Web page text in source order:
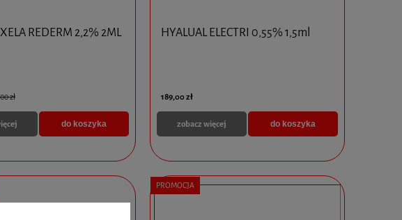
REDERM 2,2% 2ML
zł
do koszyka
HYALUAL ELECTRI 0,55% 1,5ml
189,00 zł
do koszyka
zobacz więcej
PROMOCJA